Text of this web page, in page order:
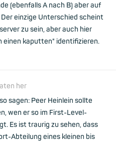
(ebenfalls A nach B) aber auf
einzige Unterschied scheint
zu sein, aber auch hier
einen kaputten" identifizieren.
her
sagen: Peer Heinlein sollte
wen er so im First-Level-
Es ist traurig zu sehen, dass
Abteilung eines kleinen bis